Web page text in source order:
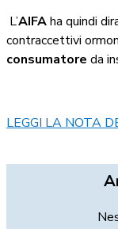
L’AIFAha quindi
contraccettivi
consumatore da
LEGGI LA NOTA